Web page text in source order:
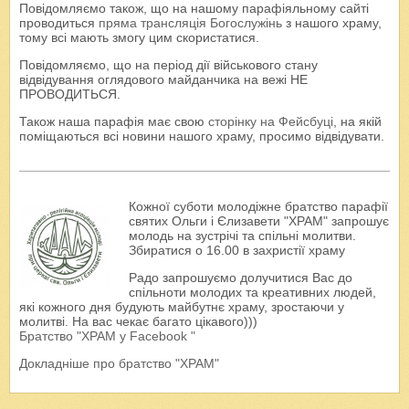
Повідомляємо також, що на нашому парафіяльному сайті
проводиться пряма трансляція Богослужінь з нашого храму,
тому всі мають змогу цим скористатися.
Повідомляємо, що на період дії військового стану
відвідування оглядового майданчика на вежі НЕ
ПРОВОДИТЬСЯ.
Також наша парафія має свою сторінку на Фейсбуці, на якій
поміщаються всі новини нашого храму, просимо відвідувати.
Кожної суботи молодіжне братство парафії
святих Ольги і Єлизавети "ХРАМ" запрошує
молодь на зустрічі та спільні молитви.
Збиратися о 16.00 в захристії храму
Радо запрошуємо долучитися Вас до
спільноти молодих та креативних людей,
які кожного дня будують майбутнє храму, зростаючи у
молитві. На вас чекає багато цікавого)))
Братство "ХРАМ у Facebook "
Докладніше про братство "ХРАМ"